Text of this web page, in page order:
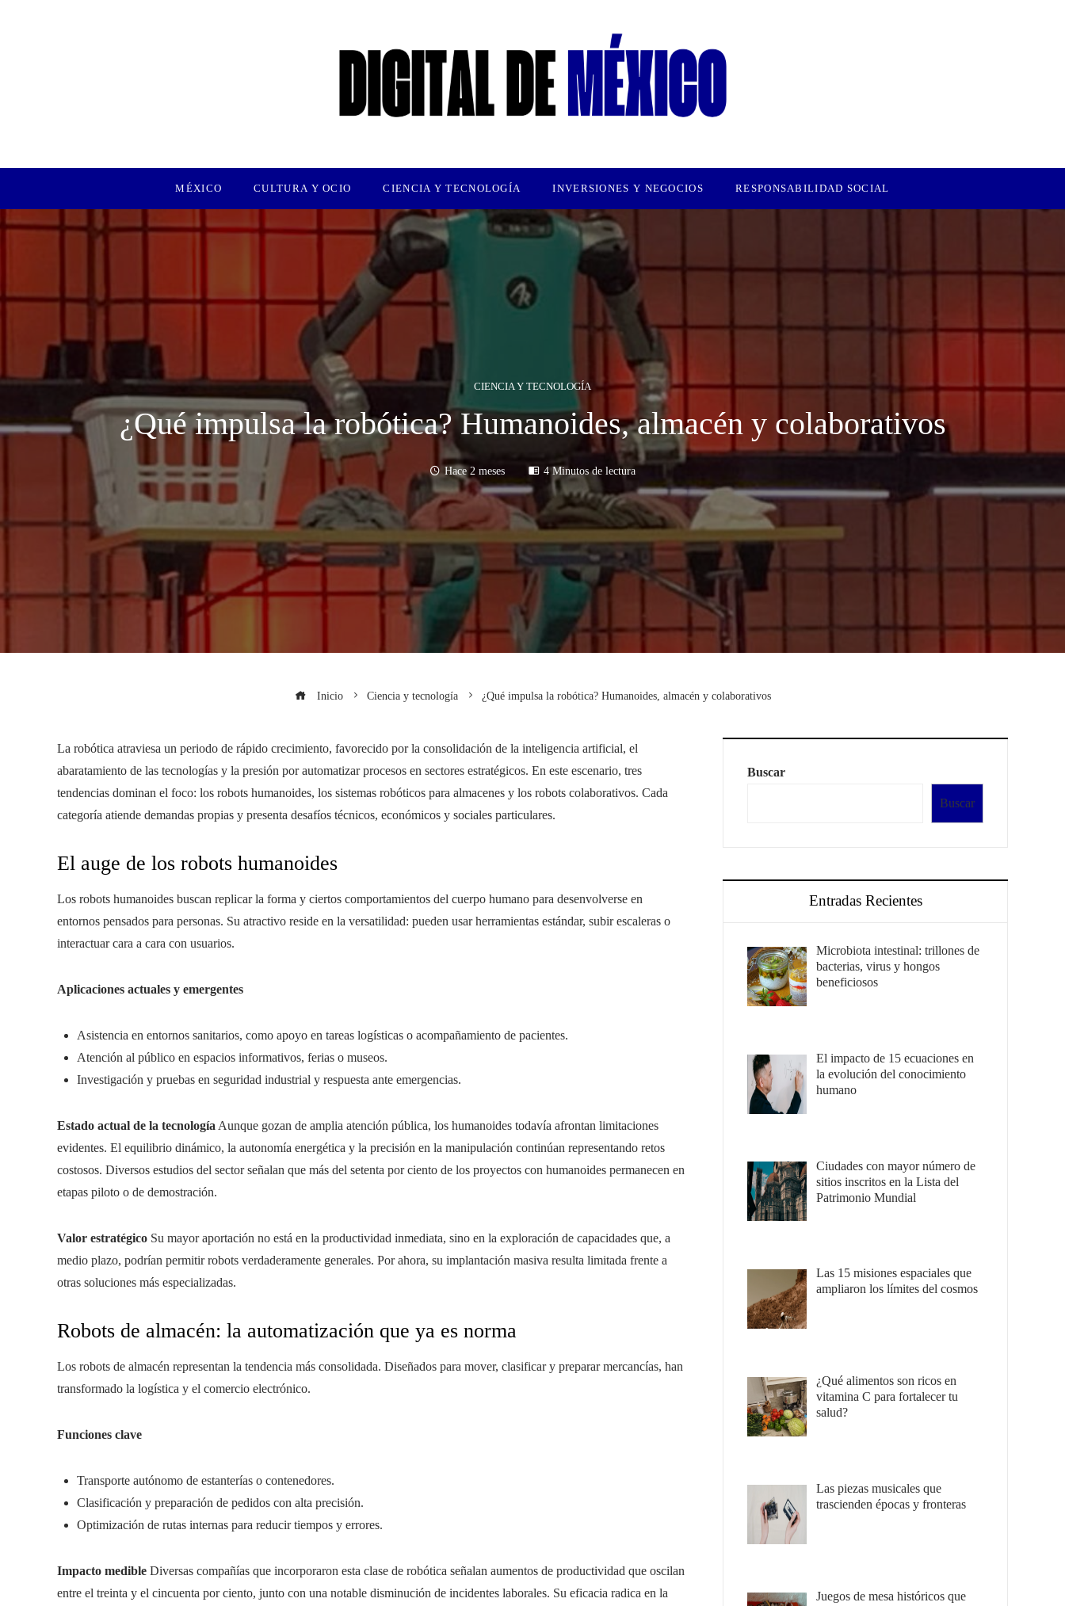
MÉXICO CULTURA Y OCIO CIENCIA Y TECNOLOGÍA INVERSIONES Y NEGOCIOS RESPONSABILIDAD SOCIAL
CIENCIA Y TECNOLOGÍA
¿Qué impulsa la robótica? Humanoides, almacén y colaborativos
Hace 2 meses 4 Minutos de lectura
Inicio Ciencia y tecnología ¿Qué impulsa la robótica? Humanoides, almacén y colaborativos
La robótica atraviesa un periodo de rápido crecimiento, favorecido por la consolidación de la inteligencia artificial, el
abaratamiento de las tecnologías y la presión por automatizar procesos en sectores estratégicos. En este escenario, tres
tendencias dominan el foco: los robots humanoides, los sistemas robóticos para almacenes y los robots colaborativos. Cada
categoría atiende demandas propias y presenta desafíos técnicos, económicos y sociales particulares.
El auge de los robots humanoides
Los robots humanoides buscan replicar la forma y ciertos comportamientos del cuerpo humano para desenvolverse en
entornos pensados para personas. Su atractivo reside en la versatilidad: pueden usar herramientas estándar, subir escaleras o
interactuar cara a cara con usuarios.
Aplicaciones actuales y emergentes
Asistencia en entornos sanitarios, como apoyo en tareas logísticas o acompañamiento de pacientes.
Atención al público en espacios informativos, ferias o museos.
Investigación y pruebas en seguridad industrial y respuesta ante emergencias.
Estado actual de la tecnología Aunque gozan de amplia atención pública, los humanoides todavía afrontan limitaciones
evidentes. El equilibrio dinámico, la autonomía energética y la precisión en la manipulación continúan representando retos
costosos. Diversos estudios del sector señalan que más del setenta por ciento de los proyectos con humanoides permanecen en
etapas piloto o de demostración.
Valor estratégico Su mayor aportación no está en la productividad inmediata, sino en la exploración de capacidades que, a
medio plazo, podrían permitir robots verdaderamente generales. Por ahora, su implantación masiva resulta limitada frente a
otras soluciones más especializadas.
Robots de almacén: la automatización que ya es norma
Los robots de almacén representan la tendencia más consolidada. Diseñados para mover, clasificar y preparar mercancías, han
transformado la logística y el comercio electrónico.
Funciones clave
Transporte autónomo de estanterías o contenedores.
Clasificación y preparación de pedidos con alta precisión.
Optimización de rutas internas para reducir tiempos y errores.
Impacto medible Diversas compañías que incorporaron esta clase de robótica señalan aumentos de productividad que oscilan
entre el treinta y el cincuenta por ciento, junto con una notable disminución de incidentes laborales. Su eficacia radica en la
Buscar
Buscar
Entradas Recientes
Microbiota intestinal: trillones de
bacterias, virus y hongos
beneficiosos
El impacto de 15 ecuaciones en
la evolución del conocimiento
humano
Ciudades con mayor número de
sitios inscritos en la Lista del
Patrimonio Mundial
Las 15 misiones espaciales que
ampliaron los límites del cosmos
¿Qué alimentos son ricos en
vitamina C para fortalecer tu
salud?
Las piezas musicales que
trascienden épocas y fronteras
Juegos de mesa históricos que